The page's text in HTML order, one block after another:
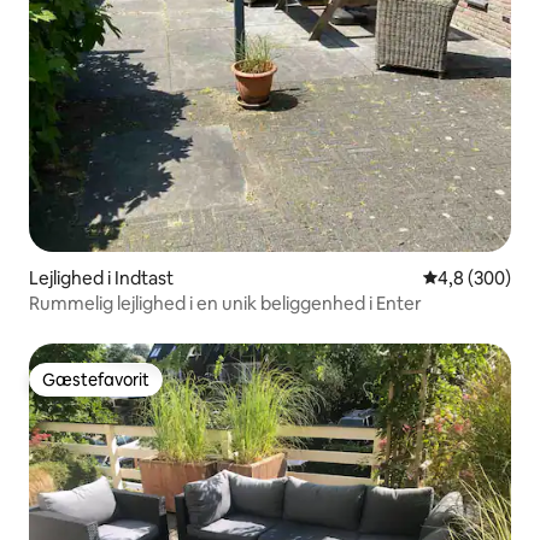
Lejlighed i Indtast 4,8 ud af 5 i
4,8 (300)
Rummelig lejlighed i en unik beliggenhed i Enter
Gæstefavorit
Gæstefavorit